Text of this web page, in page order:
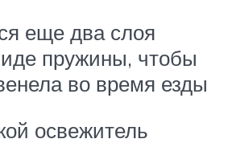
еще два слоя
пружины, чтобы
во время езды
освежитель